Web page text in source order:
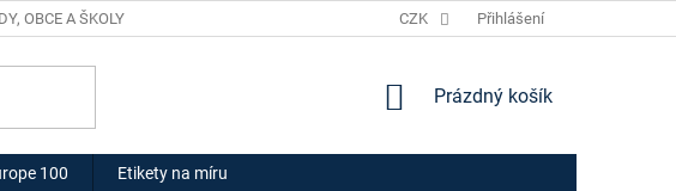
OBCE A ŠKOLY HODNOCENÍ OBCHODU
CZK Přihlášení
NÁKUPNÍ
Prázdný košík
100 Etikety na míru